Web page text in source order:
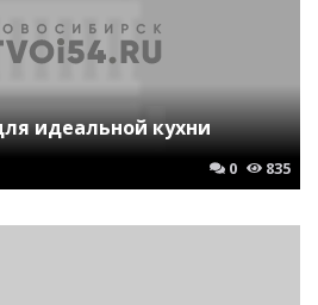
идеальной кухни
0 835